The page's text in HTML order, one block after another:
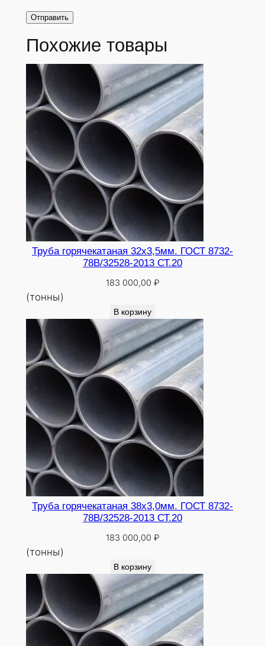
Похожие товары
Труба горячекатаная 32х3,5мм. ГОСТ 8732-
78В/32528-2013 СТ.20
183 000,00 ₽
(тонны)
В корзину
Труба горячекатаная 38х3,0мм. ГОСТ 8732-
78В/32528-2013 СТ.20
183 000,00 ₽
(тонны)
В корзину